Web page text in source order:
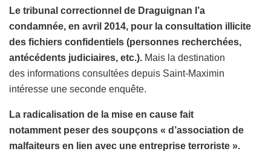
Le tribunal correctionnel de Draguignan l’a
condamnée, en avril 2014, pour la consultation illicite
des fichiers confidentiels (personnes recherchées,
antécédents judiciaires, etc.). Mais la destination
des informations consultées depuis Saint-Maximin
intéresse une seconde enquête.
La radicalisation de la mise en cause fait
notamment peser des soupçons « d’association de
malfaiteurs en lien avec une entreprise terroriste ».